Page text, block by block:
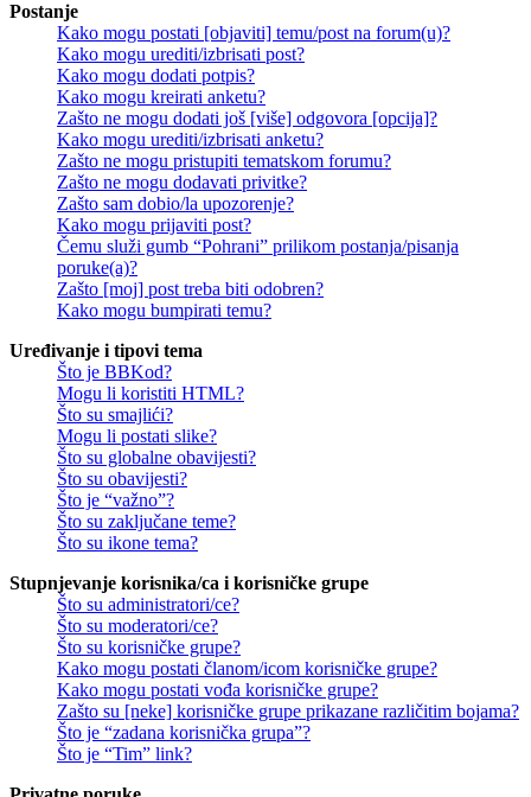
Postanje
Kako mogu postati [objaviti] temu/post na forum(u)?
Kako mogu urediti/izbrisati post?
Kako mogu dodati potpis?
Kako mogu kreirati anketu?
Zašto ne mogu dodati još [više] odgovora [opcija]?
Kako mogu urediti/izbrisati anketu?
Zašto ne mogu pristupiti tematskom forumu?
Zašto ne mogu dodavati privitke?
Zašto sam dobio/la upozorenje?
Kako mogu prijaviti post?
Čemu služi gumb “Pohrani” prilikom postanja/pisanja
poruke(a)?
Zašto [moj] post treba biti odobren?
Kako mogu bumpirati temu?
Uređivanje i tipovi tema
Što je BBKod?
Mogu li koristiti HTML?
Što su smajlići?
Mogu li postati slike?
Što su globalne obavijesti?
Što su obavijesti?
Što je “važno”?
Što su zaključane teme?
Što su ikone tema?
Stupnjevanje korisnika/ca i korisničke grupe
Što su administratori/ce?
Što su moderatori/ce?
Što su korisničke grupe?
Kako mogu postati članom/icom korisničke grupe?
Kako mogu postati vođa korisničke grupe?
Zašto su [neke] korisničke grupe prikazane različitim bojama?
Što je “zadana korisnička grupa”?
Što je “Tim” link?